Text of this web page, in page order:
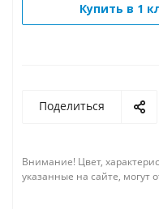
Купить в 1
Поделиться
Внимание! Цвет,
указанные на сайте, могут